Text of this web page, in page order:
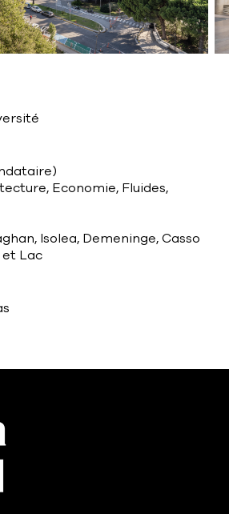
Economie, Fluides,
Isolea, Demeninge, Casso
et Lac